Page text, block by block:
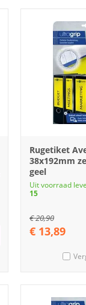
Rugetiket
38x192mm
geel
Uit voorraad
15
€20,90
€ 13,89